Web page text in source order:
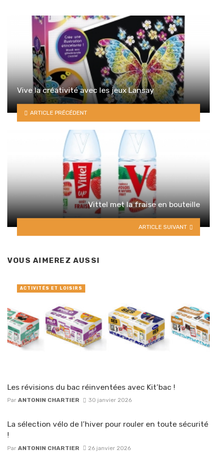
Vive la créativité avec les jeux Lansay
ARTICLE PRÉCÉDENT
Vittel met la fraise en bouteille
ARTICLE SUIVANT
VOUS AIMEREZ AUSSI
Les révisions du bac réinventées avec Kit’bac !
Par ANTONIN CHARTIER 30 janvier 2026
ACTIVITÉS ET LOISIRS
La sélection vélo de l’hiver pour rouler en toute sécurité
!
Par ANTONIN CHARTIER 26 janvier 2026